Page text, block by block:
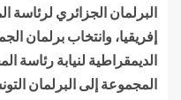
البرلمان الجزائري
إفريقيا، وانتخاب برلمان
الديمقراطية لنيابة رئاسة
المجموعة إلى البرلمان